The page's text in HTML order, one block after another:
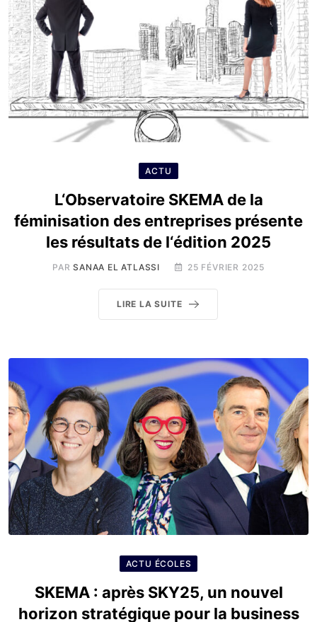
ACTU
L‘Observatoire SKEMA de la
féminisation des entreprises présente
les résultats de l‘édition 2025
PARSANAA EL ATLASSI 25 FÉVRIER 2025
LIRE LA SUITE
ACTU ÉCOLES
SKEMA : après SKY25, un nouvel
horizon stratégique pour la business